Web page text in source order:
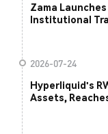
Zama
Institutional
2026-07-24
Hyperliquid's
Assets,